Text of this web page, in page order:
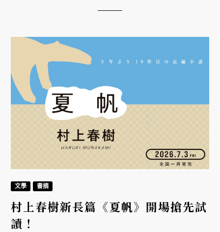
文學 書摘
村上春樹新長篇《夏帆》開場搶先試
讀！